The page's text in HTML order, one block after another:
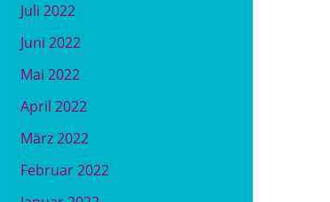
Juli 2022
Juni 2022
Mai 2022
April 2022
März 2022
Februar 2022